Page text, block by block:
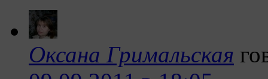
Оксана Гримальская